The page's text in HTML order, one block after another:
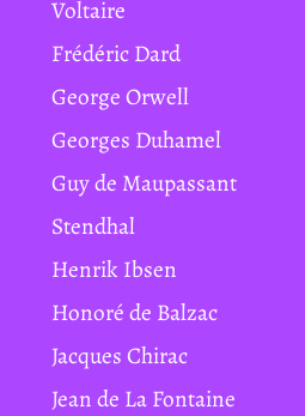
Voltaire
Frédéric Dard
George Orwell
Georges Duhamel
Guy de Maupassant
Stendhal
Henrik Ibsen
Honoré de Balzac
Jacques Chirac
Jean de La Fontaine